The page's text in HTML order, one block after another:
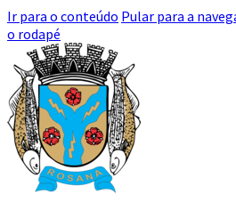
Ir para o conteúdo Pular para a
o rodapé